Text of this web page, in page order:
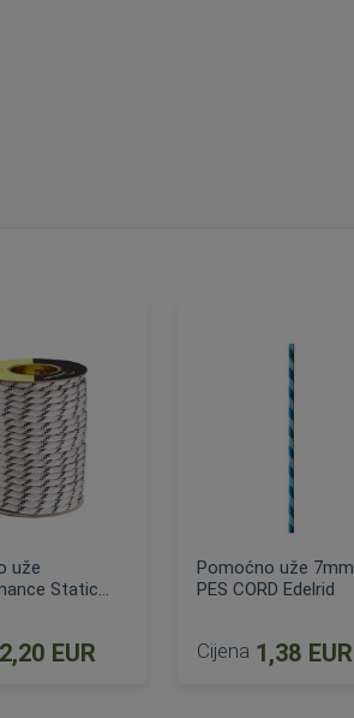
uže
Static
2,20 EUR
Pomoćno uže 7mm
PES CORD Edelrid
Cijena 1,38 EUR